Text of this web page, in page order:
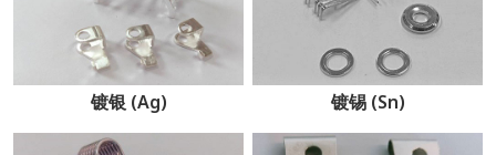
镀银 (Ag) 镀锡 (Sn)